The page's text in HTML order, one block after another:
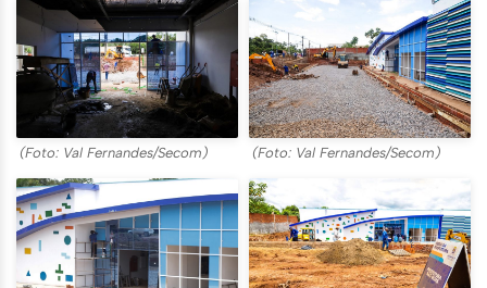
(Foto: Val Fernandes/Secom) (Foto: Val Fernandes/Secom)